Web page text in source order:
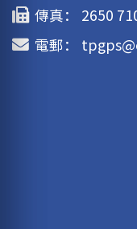
傳真：
2650
電郵：